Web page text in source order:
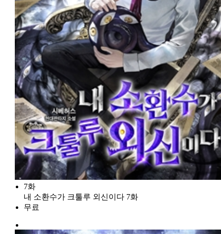
7화
내 소환수가 크툴루 외신이다 7화
무료